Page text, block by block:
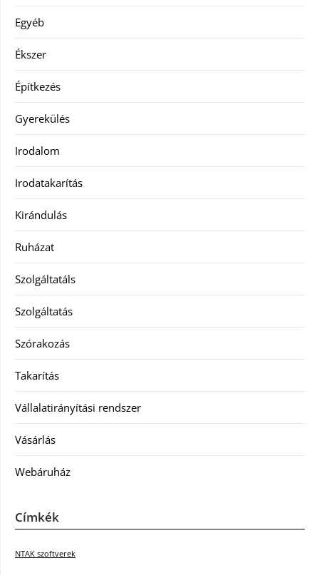
Egyéb
Ékszer
Építkezés
Gyerekülés
Irodalom
Irodatakarítás
Kirándulás
Ruházat
Szolgáltatáls
Szolgáltatás
Szórakozás
Takarítás
Vállalatirányítási rendszer
Vásárlás
Webáruház
Címkék
NTAK szoftverek